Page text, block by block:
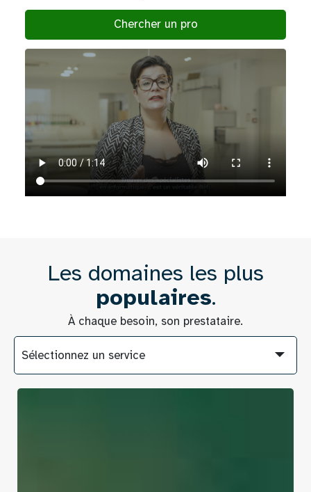
Chercher un pro
Les domaines les plus
populaires.
À chaque besoin, son prestataire.
Sélectionnez un service